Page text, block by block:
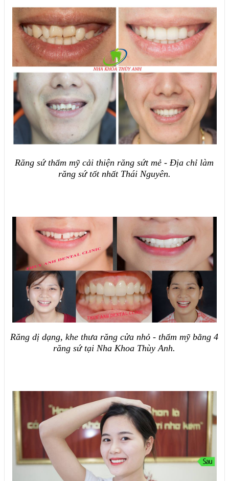
Răng sứ thẩm mỹ cải thiện răng sứt mẻ - Địa chỉ làm
răng sứ tốt nhất Thái Nguyên.
Răng dị dạng, khe thưa răng cửa nhỏ - thẩm mỹ bằng 4
răng sứ tại Nha Khoa Thùy Anh.